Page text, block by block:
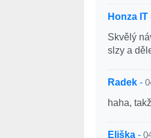
Honza IT
Skvělý
slzy a
Radek-
haha,
Eliška-